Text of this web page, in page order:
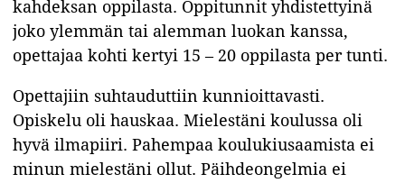
kahdeksan oppilasta. Oppitunnit yhdistettyinä
joko ylemmän tai alemman luokan kanssa,
opettajaa kohti kertyi 15 – 20 oppilasta per tunti.
Opettajiin suhtauduttiin kunnioittavasti.
Opiskelu oli hauskaa. Mielestäni koulussa oli
hyvä ilmapiiri. Pahempaa koulukiusaamista ei
minun mielestäni ollut. Päihdeongelmia ei